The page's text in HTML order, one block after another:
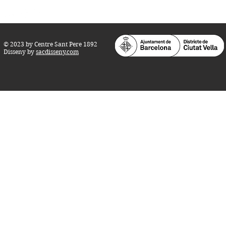
© 2023 by Centre Sant Pere 1892
Disseny by sacdisseny.com